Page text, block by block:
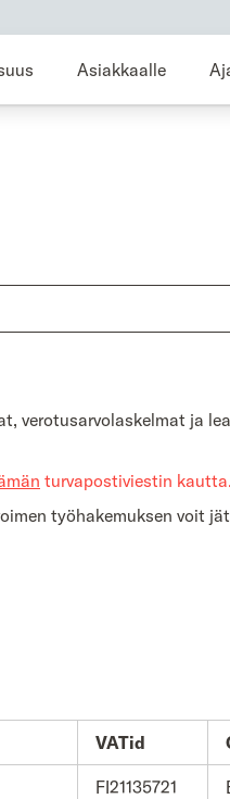
Asiakkaalle
verotusarvolaskelmat ja
turvapostiviestin kautta.
työhakemuksen voit
VATid
FI21135721